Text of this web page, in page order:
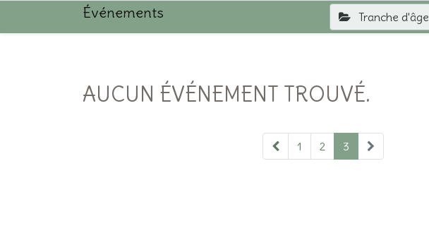
Événements Tranche d'âge
AUCUN ÉVÉNEMENT TROUVÉ.
1 2 3